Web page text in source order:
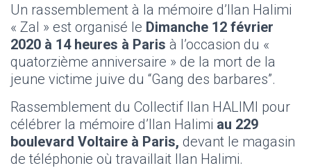
Un rassemblement à la mémoire d’Ilan Halimi
« Zal » est organisé le Dimanche 12 février
2020 à 14 heures à Paris à l’occasion du «
quatorzième anniversaire » de la mort de la
jeune victime juive du “Gang des barbares”.
Rassemblement du Collectif Ilan HALIMI pour
célébrer la mémoire d’Ilan Halimi au 229
boulevard Voltaire à Paris, devant le magasin
de téléphonie où travaillait Ilan Halimi.